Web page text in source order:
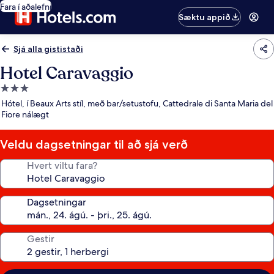
Fara í aðalefni
Sæktu appið
Sjá alla gististaði
Hotel Caravaggio
3.0
stjörnu
gististaður
Hótel, í Beaux Arts stíl, með bar/setustofu, Cattedrale di Santa Maria del
Fiore nálægt
Veldu dagsetningar til að sjá verð
Hvert viltu fara?
Dagsetningar
Gestir